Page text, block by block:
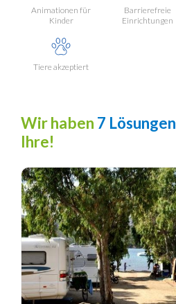
Animationen für
Kinder
Barrierefreie
Einrichtungen
Tiere akzeptiert
Wir haben 7 Lösungen
Ihre!